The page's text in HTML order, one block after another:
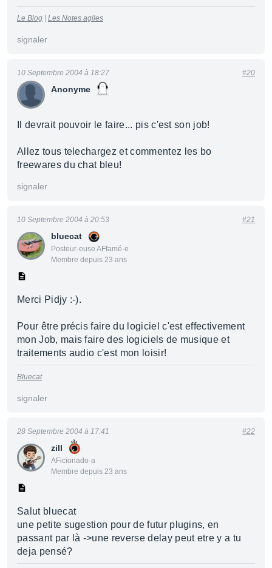
Le Blog Les Notes agiles
signaler
Anonyme
10 Septembre 2004 à 18:27 #20
Il devrait pouvoir le faire... pis c'est son job!
Allez tous telechargez et commentez les bo
freewares du chat bleu!
signaler
bluecat
Posteur·euse AFfamé·e
Membre depuis 23 ans
10 Septembre 2004 à 20:53 #21
Merci Pidjy :-).
Pour être précis faire du logiciel c'est effectivement
mon Job, mais faire des logiciels de musique et
traitements audio c'est mon loisir!
Bluecat
signaler
zill
AFicionado·a
Membre depuis 23 ans
28 Septembre 2004 à 17:41 #22
Salut bluecat
une petite sugestion pour de futur plugins, en
passant par là ->une reverse delay peut etre y a tu
deja pensé?